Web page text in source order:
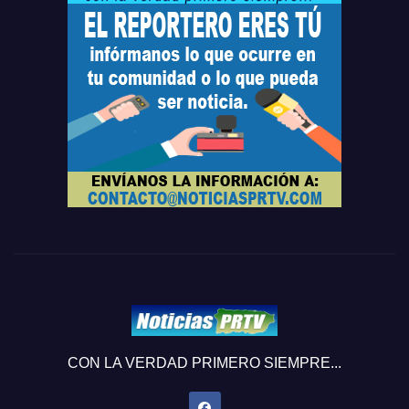
CON LA VERDAD PRIMERO SIEMPRE...